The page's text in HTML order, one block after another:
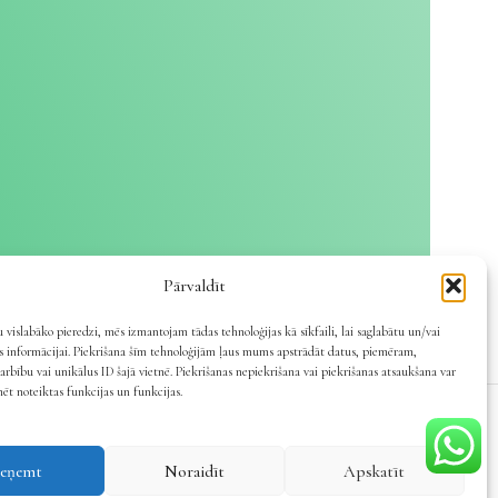
Pārvaldīt
vislabāko pieredzi, mēs izmantojam tādas tehnoloģijas kā sīkfaili, lai saglabātu un/vai
informācijai. Piekrišana šīm tehnoloģijām ļaus mums apstrādāt datus, piemēram,
vai unikālus ID šajā vietnē. Piekrišanas nepiekrišana vai piekrišanas atsaukšana var
noteiktas funkcijas un funkcijas.
Noraidīt Apskatīt